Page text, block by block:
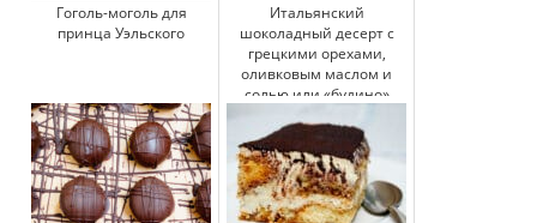
Гоголь-моголь для
принца Уэльского
Итальянский
шоколадный десерт с
грецкими орехами,
оливковым маслом и
солью или «будино»